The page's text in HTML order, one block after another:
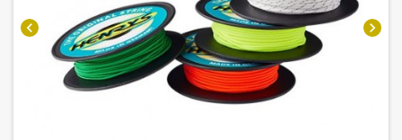
chevron_left chevron_right